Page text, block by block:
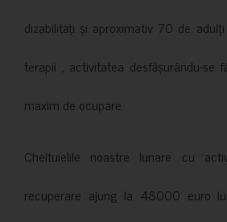
dizabilități și aproximativ 70 de
terapii , activitatea desfășurându-se
maxim de ocupare.
Cheltuielile noastre lunare cu
recuperare ajung la 48000 euro